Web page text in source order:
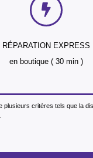
RÉPARATION EXPRESS
en boutique ( 30 min )
critères tels que la